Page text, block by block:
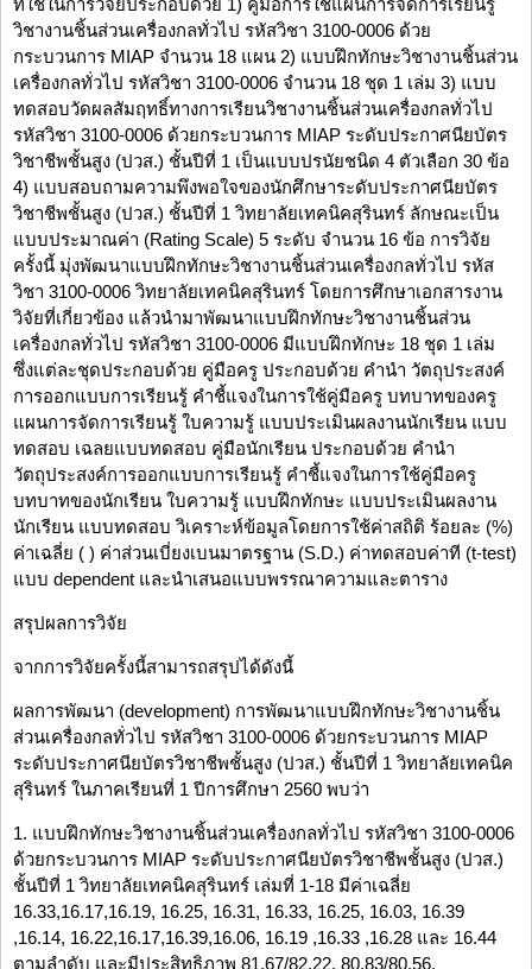
ที่ใช้ในการวิจัยประกอบด้วย 1) คู่มือการใช้แผนการจัดการเรียนรู้
วิชางานชิ้นส่วนเครื่องกลทั่วไป รหัสวิชา 3100-0006 ด้วย
กระบวนการ MIAP จำนวน 18 แผน 2) แบบฝึกทักษะวิชางานชิ้นส่วน
เครื่องกลทั่วไป รหัสวิชา 3100-0006 จำนวน 18 ชุด 1 เล่ม 3) แบบ
ทดสอบวัดผลสัมฤทธิ์ทางการเรียนวิชางานชิ้นส่วนเครื่องกลทั่วไป
รหัสวิชา 3100-0006 ด้วยกระบวนการ MIAP ระดับประกาศนียบัตร
วิชาชีพชั้นสูง (ปวส.) ชั้นปีที่ 1 เป็นแบบปรนัยชนิด 4 ตัวเลือก 30 ข้อ
4) แบบสอบถามความพึงพอใจของนักศึกษาระดับประกาศนียบัตร
วิชาชีพชั้นสูง (ปวส.) ชั้นปีที่ 1 วิทยาลัยเทคนิคสุรินทร์ ลักษณะเป็น
แบบประมาณค่า (Rating Scale) 5 ระดับ จำนวน 16 ข้อ การวิจัย
ครั้งนี้ มุ่งพัฒนาแบบฝึกทักษะวิชางานชิ้นส่วนเครื่องกลทั่วไป รหัส
วิชา 3100-0006 วิทยาลัยเทคนิคสุรินทร์ โดยการศึกษาเอกสารงาน
วิจัยที่เกี่ยวข้อง แล้วนำมาพัฒนาแบบฝึกทักษะวิชางานชิ้นส่วน
เครื่องกลทั่วไป รหัสวิชา 3100-0006 มีแบบฝึกทักษะ 18 ชุด 1 เล่ม
ซึ่งแต่ละชุดประกอบด้วย คู่มือครู ประกอบด้วย คำนำ วัตถุประสงค์
การออกแบบการเรียนรู้ คำชี้แจงในการใช้คู่มือครู บทบาทของครู
แผนการจัดการเรียนรู้ ใบความรู้ แบบประเมินผลงานนักเรียน แบบ
ทดสอบ เฉลยแบบทดสอบ คู่มือนักเรียน ประกอบด้วย คำนำ
วัตถุประสงค์การออกแบบการเรียนรู้ คำชี้แจงในการใช้คู่มือครู
บทบาทของนักเรียน ใบความรู้ แบบฝึกทักษะ แบบประเมินผลงาน
นักเรียน แบบทดสอบ วิเคราะห์ข้อมูลโดยการใช้ค่าสถิติ ร้อยละ (%)
ค่าเฉลี่ย ( ) ค่าส่วนเบี่ยงเบนมาตรฐาน (S.D.) ค่าทดสอบค่าที (t-test)
แบบ dependent และนำเสนอแบบพรรณาความและตาราง
สรุปผลการวิจัย
จากการวิจัยครั้งนี้สามารถสรุปได้ดังนี้
ผลการพัฒนา (development) การพัฒนาแบบฝึกทักษะวิชางานชิ้น
ส่วนเครื่องกลทั่วไป รหัสวิชา 3100-0006 ด้วยกระบวนการ MIAP
ระดับประกาศนียบัตรวิชาชีพชั้นสูง (ปวส.) ชั้นปีที่ 1 วิทยาลัยเทคนิค
สุรินทร์ ในภาคเรียนที่ 1 ปีการศึกษา 2560 พบว่า
1. แบบฝึกทักษะวิชางานชิ้นส่วนเครื่องกลทั่วไป รหัสวิชา 3100-0006
ด้วยกระบวนการ MIAP ระดับประกาศนียบัตรวิชาชีพชั้นสูง (ปวส.)
ชั้นปีที่ 1 วิทยาลัยเทคนิคสุรินทร์ เล่มที่ 1-18 มีค่าเฉลี่ย
16.33,16.17,16.19, 16.25, 16.31, 16.33, 16.25, 16.03, 16.39
,16.14, 16.22,16.17,16.39,16.06, 16.19 ,16.33 ,16.28 และ 16.44
ตามลำดับ และมีประสิทธิภาพ 81.67/82.22, 80.83/80.56,